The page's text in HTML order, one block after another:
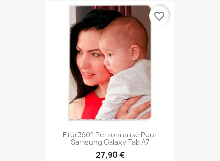
Etui 360° Personnalisé Pour
Samsung Galaxy Tab A7
27,90 €
favorite_border